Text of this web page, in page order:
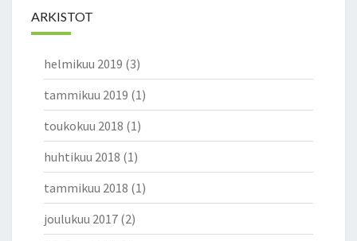
ARKISTOT
helmikuu 2019 (3)
tammikuu 2019 (1)
toukokuu 2018 (1)
huhtikuu 2018 (1)
tammikuu 2018 (1)
joulukuu 2017 (2)